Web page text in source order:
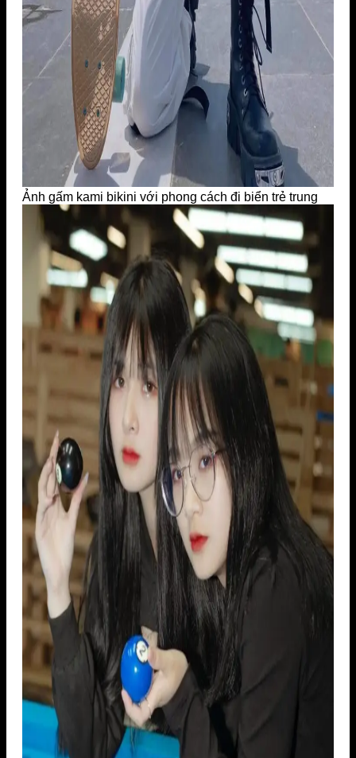
Ảnh gấm kami bikini với phong cách đi biển trẻ trung